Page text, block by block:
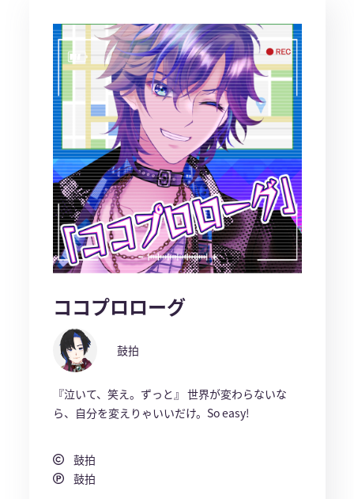
ココプロローグ
鼓拍
『泣いて、笑え。ずっと』 世界が変わらないな
ら、自分を変えりゃいいだけ。So easy!
鼓拍
鼓拍